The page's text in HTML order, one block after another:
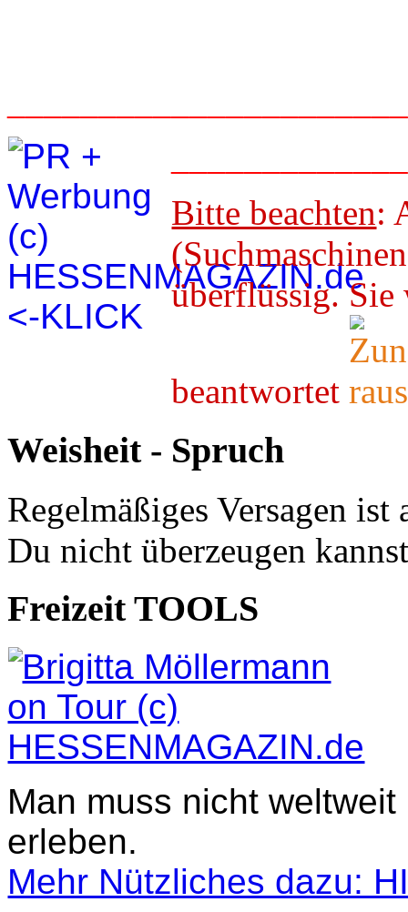
Bitte beachten:
überflüssig.
beantwortet
Weisheit - Spruch
Regelmäßiges Versagen
Du nicht überzeugen
Freizeit TOOLS
Man muss nicht
erleben.
Mehr Nützliches dazu: